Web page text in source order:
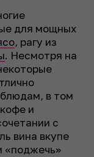
для мощных
, рагу из
. Несмотря на
в том
и
с
вина вкупе
«поджечь»